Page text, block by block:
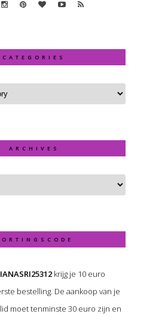
CATEGORIES
ARCHIVES
krijg je 10 euro
bestelling. De aankoop van je
moet tenminste 30 euro zijn en